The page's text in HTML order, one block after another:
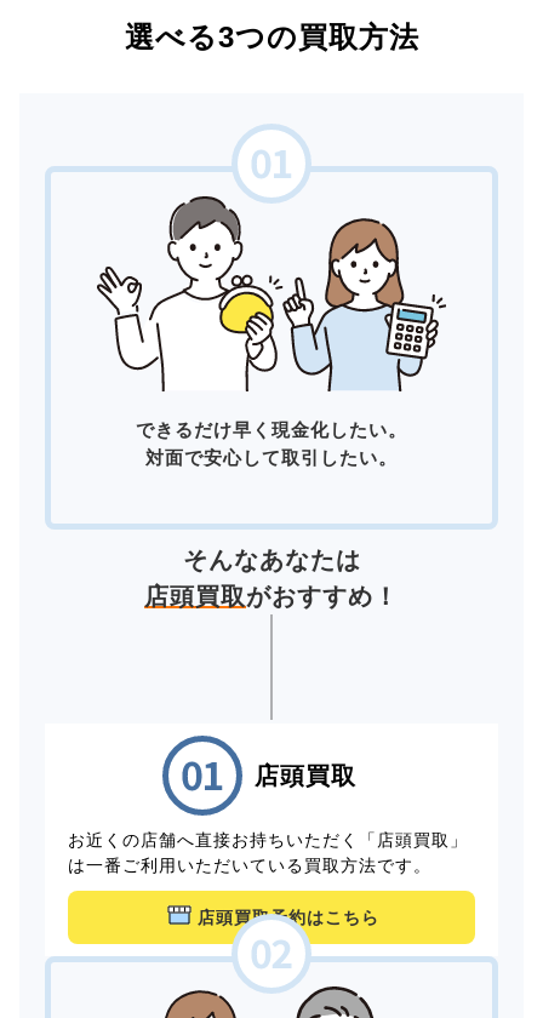
選べる3つの買取方法
できるだけ早く現金化したい。
対面で安心して取引したい。
そんなあなたは
店頭買取がおすすめ！
店頭買取
お近くの店舗へ直接お持ちいただく「店頭買取」
は一番ご利用いただいている買取方法です。
店頭買取予約はこちら